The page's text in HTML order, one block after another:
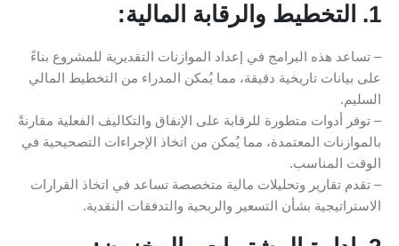
1. التخطيط والرقابة المالية:
– تساعد هذه البرامج في إعداد الموازنات التقديرية للمشروع بناءً
على بيانات تاريخية دقيقة، مما يُمكن المدراء من التخطيط المالي
السليم.
– توفر أدوات متطورة للرقابة على الإنفاق والتكاليف الفعلية مقارنةً
بالموازنات المعتمدة، مما يُمكن من اتخاذ الإجراءات التصحيحية في
الوقت المناسب.
– تقدم تقارير وتحليلات مالية متخصصة تساعد في اتخاذ القرارات
الاستراتيجية بشأن التسعير والربحية والتدفقات النقدية.